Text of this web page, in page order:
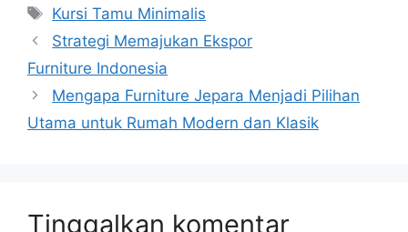
Tag
Kursi Tamu Minimalis
Strategi Memajukan Ekspor
Furniture Indonesia
Mengapa Furniture Jepara Menjadi Pilihan
Utama untuk Rumah Modern dan Klasik
Tinggalkan komentar